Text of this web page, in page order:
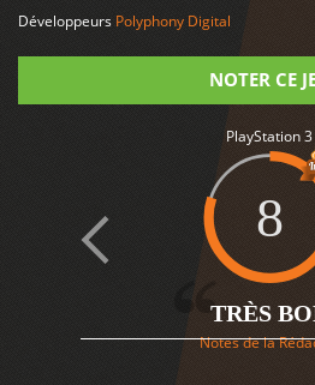
Développeurs Polyphony Digital
NOTER CE
PlayStation 3
8
TRÈS
Notes de la